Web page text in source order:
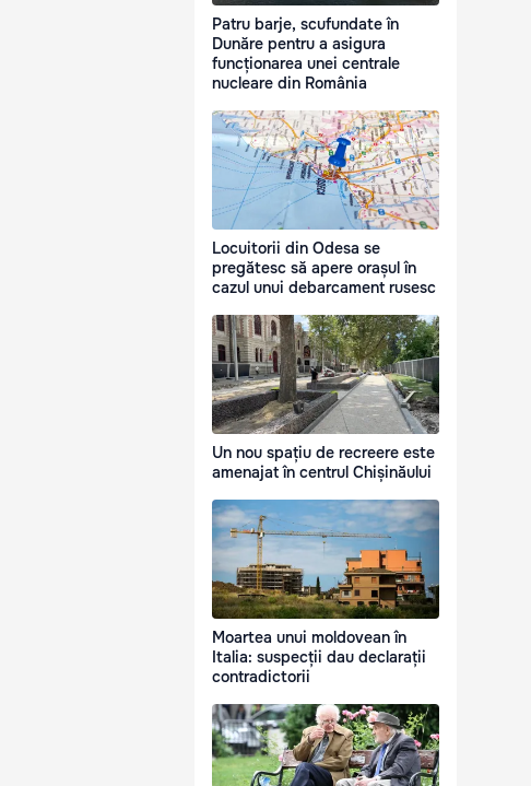
Patru barje, scufundate în
Dunăre pentru a asigura
funcționarea unei centrale
nucleare din România
Locuitorii din Odesa se
pregătesc să apere orașul în
cazul unui debarcament rusesc
Un nou spațiu de recreere este
amenajat în centrul Chișinăului
Moartea unui moldovean în
Italia: suspecții dau declarații
contradictorii